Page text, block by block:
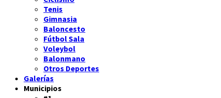
Tenis
Gimnasia
Baloncesto
Fútbol Sala
Voleybol
Balonmano
Otros Deportes
Galerías
Municipios